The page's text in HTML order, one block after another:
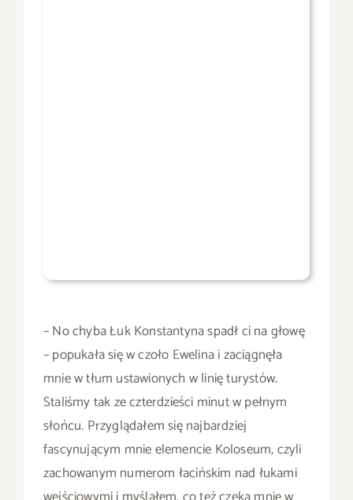
– No chyba Łuk Konstantyna spadł ci na głowę
– popukała się w czoło Ewelina i zaciągnęła
mnie w tłum ustawionych w linię turystów.
Staliśmy tak ze czterdzieści minut w pełnym
słońcu. Przyglądałem się najbardziej
fascynującym mnie elemencie Koloseum, czyli
zachowanym numerom łacińskim nad łukami